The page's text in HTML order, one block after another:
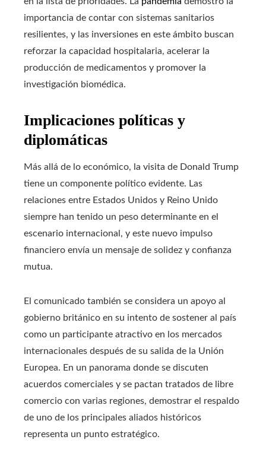
importancia de contar con sistemas sanitarios
resilientes, y las inversiones en este ámbito buscan
reforzar la capacidad hospitalaria, acelerar la
producción de medicamentos y promover la
investigación biomédica.
Implicaciones políticas y
diplomáticas
Más allá de lo económico, la visita de Donald Trump
tiene un componente político evidente. Las
relaciones entre Estados Unidos y Reino Unido
siempre han tenido un peso determinante en el
escenario internacional, y este nuevo impulso
financiero envía un mensaje de solidez y confianza
mutua.
El comunicado también se considera un apoyo al
gobierno británico en su intento de sostener al país
como un participante atractivo en los mercados
internacionales después de su salida de la Unión
Europea. En un panorama donde se discuten
acuerdos comerciales y se pactan tratados de libre
comercio con varias regiones, demostrar el respaldo
de uno de los principales aliados históricos
representa un punto estratégico.